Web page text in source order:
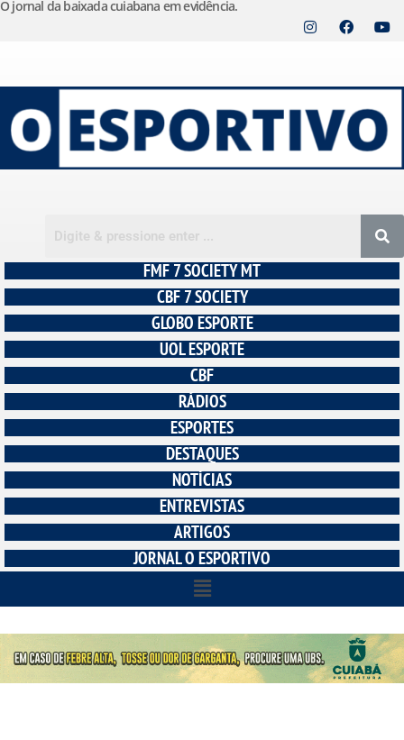
o
conteúdo
O jornal da baixada cuiabana em evidência.
FMF 7 SOCIETY MT
CBF 7 SOCIETY
GLOBO ESPORTE
UOL ESPORTE
CBF
RÁDIOS
ESPORTES
DESTAQUES
NOTÍCIAS
ENTREVISTAS
ARTIGOS
JORNAL O ESPORTIVO